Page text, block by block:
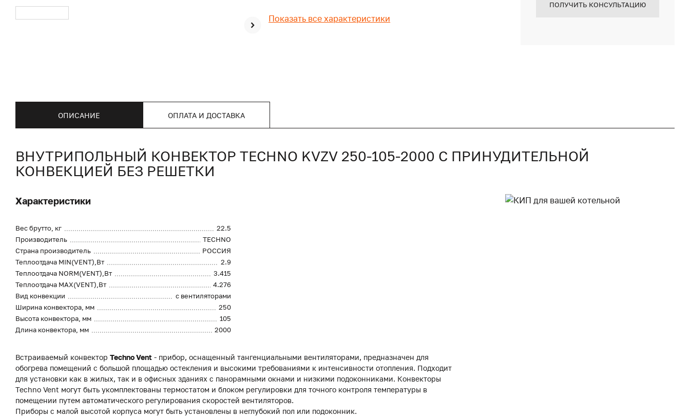
Показать все характеристики
ПОЛУЧИТЬ КОНСУЛЬТАЦИЮ
ОПИСАНИЕ ОПЛАТА И ДОСТАВКА
ВНУТРИПОЛЬНЫЙ КОНВЕКТОР TECHNO KVZV 250-105-2000 С ПРИНУДИТЕЛЬНОЙ
КОНВЕКЦИЕЙ БЕЗ РЕШЕТКИ
Характеристики
Вес брутто, кг
22.5
Производитель
TECHNO
Страна производитель
РОССИЯ
Теплоотдача MIN(VENT),Вт
2.9
Теплоотдача NORM(VENT),Вт
3.415
Теплоотдача MAX(VENT),Вт
4.276
Вид конвекции
с вентиляторами
Ширина конвектора, мм
250
Высота конвектора, мм
105
Длина конвектора, мм
2000
Встраиваемый конвектор Techno Vent - прибор, оснащенный тангенциальными вентиляторами, предназначен для
обогрева помещений с большой площадью остекления и высокими требованиями к интенсивности отопления. Подходит
для установки как в жилых, так и в офисных зданиях с панорамными окнами и низкими подоконниками. Конвекторы
Techno Vent могут быть укомплектованы термостатом и блоком регулировки для точного контроля температуры в
помещении путем автоматического регулирования скоростей вентиляторов.
Приборы с малой высотой корпуса могут быть установлены в неглубокий пол или подоконник.